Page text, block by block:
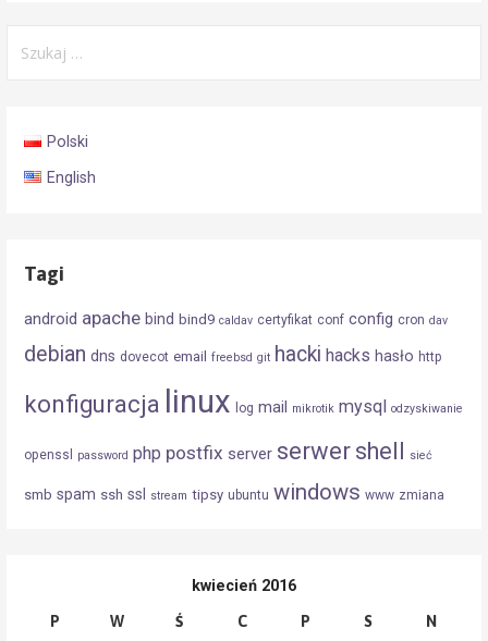
Polski
English
Tagi
android apache bind bind9 caldav certyfikat conf config cron dav
debian dns dovecot email freebsd git hacki hacks hasło http
konfiguracja linux log mail mikrotik mysql odzyskiwanie
openssl password php postfix server serwer shell sieć
smb spam ssh ssl stream tipsy ubuntu windows www zmiana
kwiecień 2016
P W Ś C P S N